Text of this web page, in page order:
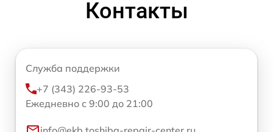
Контакты
Служба поддержки
+7 (343) 226-93-53
Ежедневно с 9:00 до 21:00